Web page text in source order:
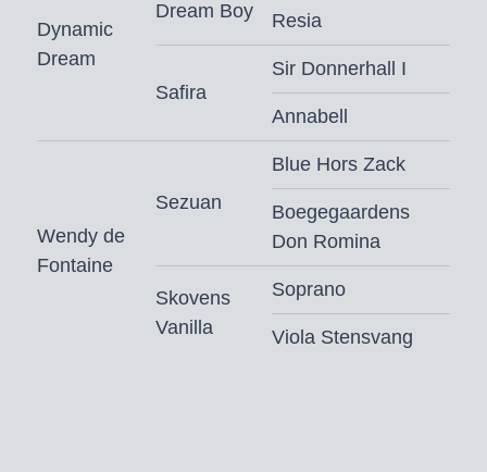
Dynamic
Dream
Dream Boy
Resia
Safira
Sir Donnerhall I
Annabell
Wendy de
Fontaine
Sezuan
Blue Hors Zack
Boegegaardens
Don Romina
Skovens
Vanilla
Soprano
Viola Stensvang